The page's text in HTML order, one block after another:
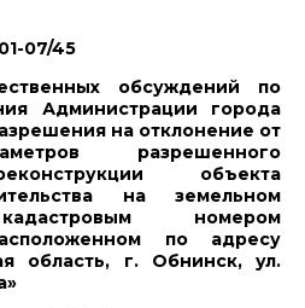
07/45
обсуждений по
Администрации города
на отклонение от
разрешенного
объекта
на земельном
номером
по адресу
область, г. Обнинск, ул.